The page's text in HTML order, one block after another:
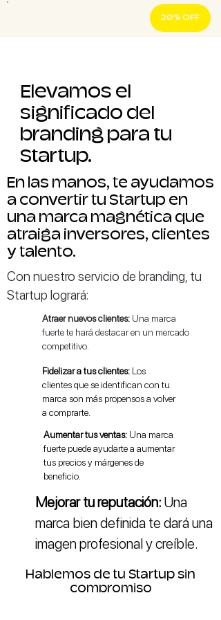
20% OFF
Elevamos el
significado del
branding para tu
Startup.
En las manos, te ayudamos
a convertir tu Startup en
una marca magnética que
atraiga inversores, clientes
y talento.
Con nuestro servicio de branding, tu
Startup logrará:
Atraer nuevos clientes: Una marca
fuerte te hará destacar en un mercado
competitivo.
Fidelizar a tus clientes: Los
clientes que se identifican con tu
marca son más propensos a volver
a comprarte.
Aumentar tus ventas: Una marca
fuerte puede ayudarte a aumentar
tus precios y márgenes de
beneficio.
Mejorar tu reputación: Una
marca bien definida te dará una
imagen profesional y creíble.
Hablemos de tu Startup sin
compromiso